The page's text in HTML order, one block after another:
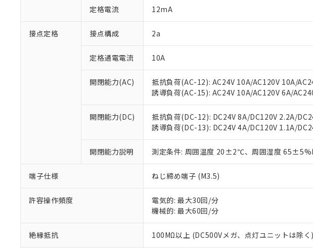
定格電流 12mA
接点定格 接点構成 2a
定格通電電流 10A
開閉能力(AC)
抵抗負荷(AC-12): AC24V 10A/AC120V 10A/
誘導負荷(AC-15): AC24V 10A/AC120V 6A/
開閉能力(DC)
抵抗負荷(DC-12): DC24V 8A/DC120V 2.2A/
誘導負荷(DC-13): DC24V 4A/DC120V 1.1A/
開閉能力説明 測定条件: 周囲温度 20±2℃、周囲湿度
端子仕様 ねじ締め端子 (M3.5)
許容操作頻度
電気的: 最大30回/分
機械的: 最大60回/分
絶縁抵抗 100MΩ以上 (DC500Vメガ、点灯ユニットは除く)
い。
正式な納期状況および標準価格はお客
当社販売員にご相談ください。
オムロン制御機器販売店や当社販売拠
在庫状況および標準価格結果を当社の
す。
マイパーツ機能（部品リスト作成サー
お客様が当ウェブサイト上で当社にご
が、当社の製品・サービスに関するお
さい。
※当社の共同利用者とは、"個人情報の
いる法人を指します。
但し、RoHS指令で産業用監視および制御機器に対する適
※2 対応予定月
部品在庫の切り替え状況などにより、予定月
※3 非含有証明書ダウンロード
下記の非含有証明書をダウンロードすること
EU RoHS指令（10物質）の非含有証明書
51物質の非含有証明書（当社基準）
※本証明書は発行日時点で非含有を証明する
また、RoHS指令のフタル酸エステル類４
混在することから備考欄に対応日を記載して
「○」：最大均質材料含有率が中国RoHSの
「×」：最大均質材料含有率が中国RoHSの
*中国RoHS10物質の基準値 (GB/T26572)：
Pb(鉛) :1000ppm、 Hg(水銀) : 1000ppm、 Cd(カドミウム
Cr(Ⅵ)(六価クロム) : 1000ppm、 PBBs(ポリ臭化ビフェニ
DBP(フタル酸ジブチル) : 1000ppm、 DIBP(フタル酸ジ
DEHP(フタル酸ビス(2-エチルヘキシル)) : 1000ppm
※2 環境保護使用期限
「ｅ」：有害物質（10物質）のすべてが基準
「10」：通常の使用状況下において有害物
味します。
当社は、これら貴社製品のうち、外国
当社は貴社製品を、核兵器、ミサイル
置等に一切使用いたしません。
当社は、貴社製品を第三者に販売する
また当社は、販売先および販売に係わ
たしません。
号
○ 一定数以上の在庫あり
△ 一定数には満たないが在庫あり
－
在庫なし(最新の在庫状況について
機器販売店・当社販売員にご確認
空
白
受注生産機種、また在庫状況の情